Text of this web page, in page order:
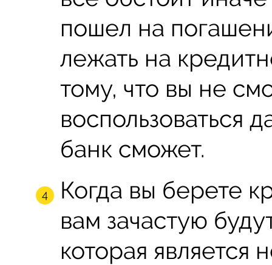
пошел на
лежать на
тому, что вы не
воспользоваться
банк сможет.
Когда вы берете
вам зачастую
которая является